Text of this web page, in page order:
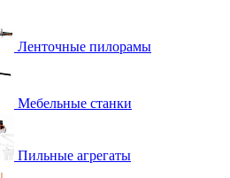
Ленточные пилорамы
Мебельные станки
Пильные агрегаты